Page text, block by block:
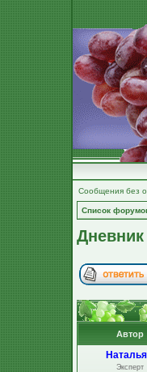
Сообщения без
Список
Дневник
Автор
Эксперт